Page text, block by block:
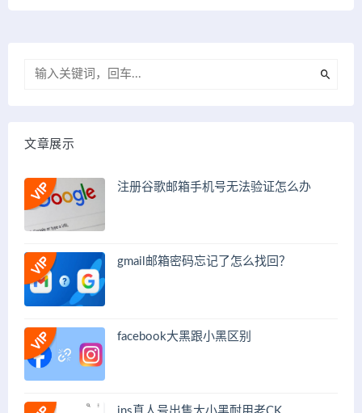
文章展示
注册谷歌邮箱手机号无法验证怎么办
gmail邮箱密码忘记了怎么找回？
facebook大黑跟小黑区别